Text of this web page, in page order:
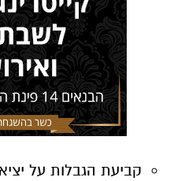
קביעת הגבלות על